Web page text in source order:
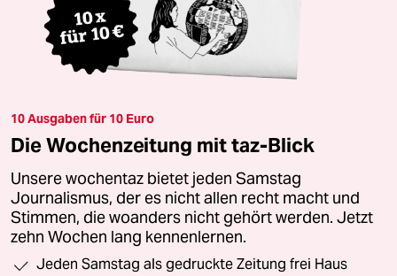
10 Ausgaben für 10 Euro
Die Wochenzeitung mit taz-Blick
Unsere wochentaz bietet jeden Samstag
Journalismus, der es nicht allen recht macht und
Stimmen, die woanders nicht gehört werden. Jetzt
zehn Wochen lang kennenlernen.
Jeden Samstag als gedruckte Zeitung frei Haus